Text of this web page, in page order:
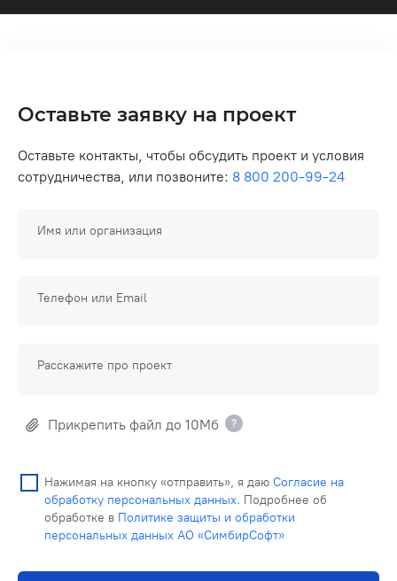
Оставьте заявку на проект
Оставьте контакты, чтобы обсудить проект и условия
сотрудничества, или позвоните: 8 800 200-99-24
Имя или организация
Телефон или Email
Расскажите про проект
Прикрепить файл до 10Мб
Нажимая на кнопку «отправить», я даю Согласие на
обработку персональных данных. Подробнее об
обработке в Политике защиты и обработки
персональных данных АО «СимбирСофт»